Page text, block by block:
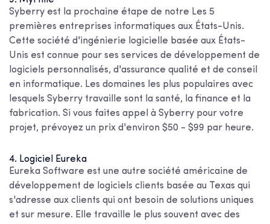
Syberry est la prochaine étape de notre Les 5
premières entreprises informatiques aux États-Unis.
Cette société d'ingénierie logicielle basée aux États-
Unis est connue pour ses services de développement de
logiciels personnalisés, d'assurance qualité et de conseil
en informatique. Les domaines les plus populaires avec
lesquels Syberry travaille sont la santé, la finance et la
fabrication. Si vous faites appel à Syberry pour votre
projet, prévoyez un prix d'environ $50 - $99 par heure.
4. Logiciel Eureka
Eureka Software est une autre société américaine de
développement de logiciels clients basée au Texas qui
s'adresse aux clients qui ont besoin de solutions uniques
et sur mesure. Elle travaille le plus souvent avec des